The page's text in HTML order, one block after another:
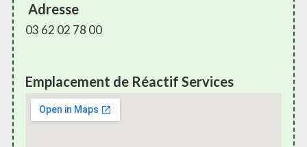
Adresse
03 62 02 78 00
Emplacement de Réactif Services